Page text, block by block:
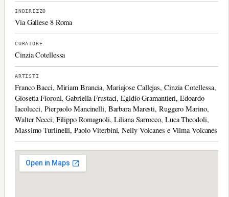
INDIRIZZO
Via Gallese 8 Roma
CURATORE
Cinzia Cotellessa
ARTISTI
Franco Bacci, Miriam Brancia, Mariajose Callejas, Cinzia Cotellessa,
Giosetta Fioroni, Gabriella Frustaci, Egidio Gramantieri, Edoardo
Iacolucci, Pierpaolo Mancinelli, Barbara Maresti, Ruggero Marino,
Walter Necci, Filippo Romagnoli, Liliana Sarrocco, Luca Theodoli,
Massimo Turlinelli, Paolo Viterbini, Nelly Volcanes e Vilma Volcanes